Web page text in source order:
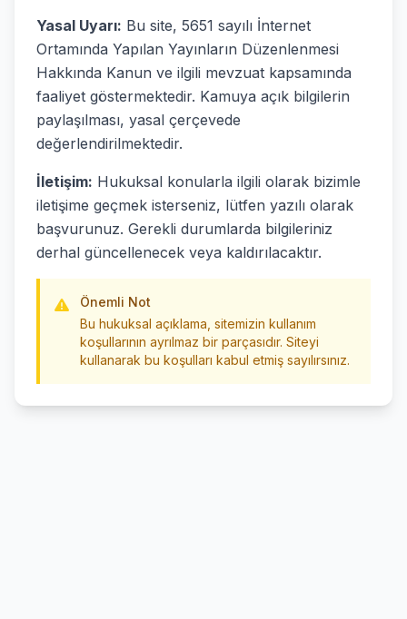
Yasal Uyarı: Bu site, 5651 sayılı İnternet
Ortamında Yapılan Yayınların Düzenlenmesi
Hakkında Kanun ve ilgili mevzuat kapsamında
faaliyet göstermektedir. Kamuya açık bilgilerin
paylaşılması, yasal çerçevede
değerlendirilmektedir.
İletişim: Hukuksal konularla ilgili olarak bizimle
iletişime geçmek isterseniz, lütfen yazılı olarak
başvurunuz. Gerekli durumlarda bilgileriniz
derhal güncellenecek veya kaldırılacaktır.
Önemli Not
Bu hukuksal açıklama, sitemizin kullanım
koşullarının ayrılmaz bir parçasıdır. Siteyi
kullanarak bu koşulları kabul etmiş sayılırsınız.